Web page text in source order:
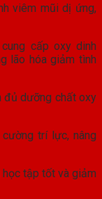
viêm mũi dị ứng,
cấp oxy dinh
lão hóa giảm tình
đủ dưỡng chất oxy
trí lực, nâng
học tập tốt và giảm